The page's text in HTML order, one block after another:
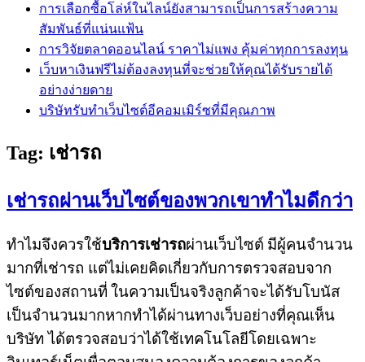
การเลือกซื้อโล่ห์ในไลน์ยังสามารถเป็นการสร้างความ
สัมพันธ์ที่แน่นแฟ้น
การวิจัยตลาดออนไลน์ ราคาไม่แพง คุ้มค่าทุกการลงทุน
เว็บหาเงินฟรีไม่ต้องลงทุนที่จะช่วยให้คุณได้รับรายได้
อย่างง่ายดาย
บริษัทรับทำเว็บไซต์อีคอมเมิร์ซที่มีคุณภาพ
Tag: เช่ารถ
เช่ารถผ่านเว็บไซต์ของพวกเขาทำไมดีกว่า
ทำไมจึงควรใช้บริการเช่ารถผ่านเว็บไซต์ มีผู้คนจำนวน
มากที่เช่ารถ แต่ไม่เคยคิดเกี่ยวกับการตรวจสอบจาก
ไซต์ของสถานที่ ในความเป็นจริงลูกค้าจะได้รับโบนัส
เป็นจำนวนมากหากทำได้ผ่านทางเว็บอย่างที่คุณเห็น
บริษัท ได้ตรวจสอบว่าได้ใช้เทคโนโลยีโดยเฉพาะ